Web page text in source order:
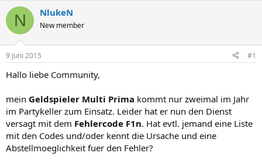
s
t
e
l
l
e
t
e
l
m
N NlukeN
New member
9 Juni 2015 #1
Hallo liebe Community,
mein Geldspieler Multi Prima kommt nur zweimal im Jahr
im Partykeller zum Einsatz. Leider hat er nun den Dienst
versagt mit dem Fehlercode F1n. Hat evtl. jemand eine Liste
mit den Codes und/oder kennt die Ursache und eine
Abstellmoeglichkeit fuer den Fehler?